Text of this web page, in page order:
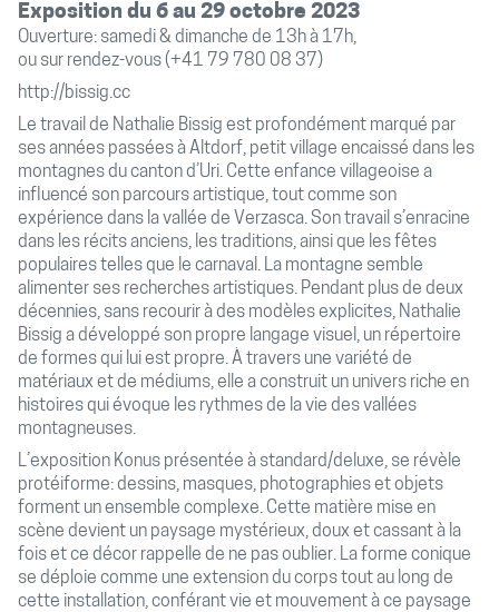
Exposition du 6 au 29 octobre 2023
Ouverture: samedi & dimanche de 13h à 17h,
ou sur rendez-vous (+41 79 780 08 37)‬‬‬‬‬‬‬‬‬‬‬
http://bissig.cc
Le travail de Nathalie Bissig est profondément marqué par
ses années passées à Altdorf, petit village encaissé dans les
montagnes du canton d’Uri. Cette enfance villageoise a
influencé son parcours artistique, tout comme son
expérience dans la vallée de Verzasca. Son travail s’enracine
dans les récits anciens, les traditions, ainsi que les fêtes
populaires telles que le carnaval. La montagne semble
alimenter ses recherches artistiques. Pendant plus de deux
décennies, sans recourir à des modèles explicites, Nathalie
Bissig a développé son propre langage visuel, un répertoire
de formes qui lui est propre. À travers une variété de
matériaux et de médiums, elle a construit un univers riche en
histoires qui évoque les rythmes de la vie des vallées
montagneuses.
L’exposition Konus présentée à standard/deluxe, se révèle
protéiforme: dessins, masques, photographies et objets
forment un ensemble complexe. Cette matière mise en
scène devient un paysage mystérieux, doux et cassant à la
fois et ce décor rappelle de ne pas oublier. La forme conique
se déploie comme une extension du corps tout au long de
cette installation, conférant vie et mouvement à ce paysage